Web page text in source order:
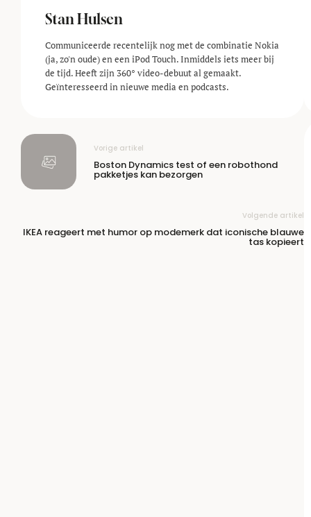
Stan Hulsen
Communiceerde recentelijk nog met de combinatie Nokia
(ja, zo'n oude) en een iPod Touch. Inmiddels iets meer bij
de tijd. Heeft zijn 360° video-debuut al gemaakt.
Geïnteresseerd in nieuwe media en podcasts.
Vorige artikel
Boston Dynamics test of een robothond
pakketjes kan bezorgen
Volgende artikel
IKEA reageert met humor op modemerk dat iconische blauwe
tas kopieert